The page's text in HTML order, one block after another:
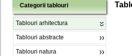
Categorii tablouri
Tablouri arhitectura
Tablouri abstracte
Tablouri natura